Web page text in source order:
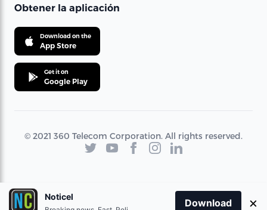
Obtener la aplicación
Download on the
App Store
Get it on
Google Play
© 2021 360 Telecom Corporation. All rights reserved.
Noticel
Download ×